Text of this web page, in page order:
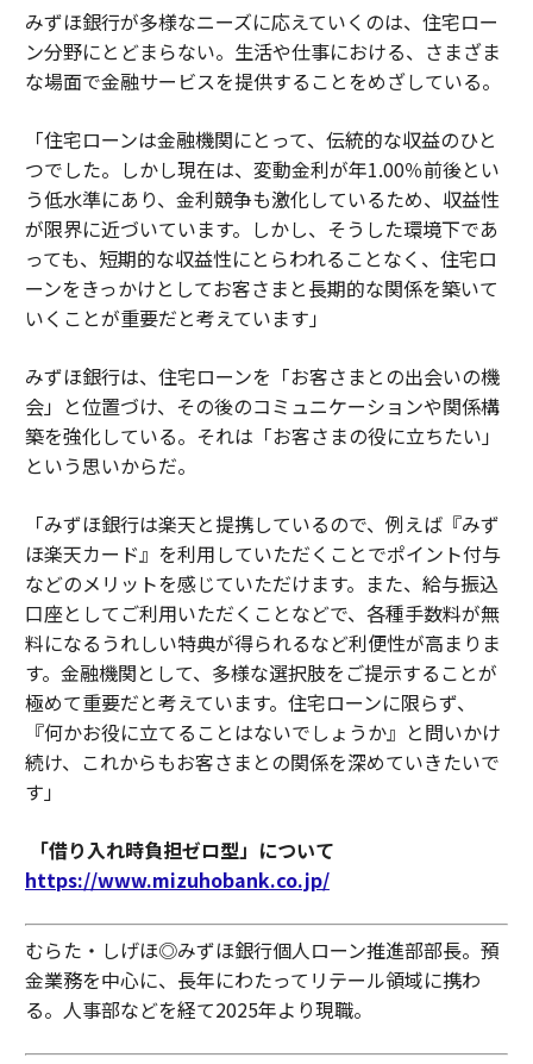
みずほ銀行が多様なニーズに応えていくのは、住宅ロー
ン分野にとどまらない。生活や仕事における、さまざま
な場面で金融サービスを提供することをめざしている。
「住宅ローンは金融機関にとって、伝統的な収益のひと
つでした。しかし現在は、変動金利が年1.00％前後とい
う低水準にあり、金利競争も激化しているため、収益性
が限界に近づいています。しかし、そうした環境下であ
っても、短期的な収益性にとらわれることなく、住宅ロ
ーンをきっかけとしてお客さまと長期的な関係を築いて
いくことが重要だと考えています」
みずほ銀行は、住宅ローンを「お客さまとの出会いの機
会」と位置づけ、その後のコミュニケーションや関係構
築を強化している。それは「お客さまの役に立ちたい」
という思いからだ。
「みずほ銀行は楽天と提携しているので、例えば『みず
ほ楽天カード』を利用していただくことでポイント付与
などのメリットを感じていただけます。また、給与振込
口座としてご利用いただくことなどで、各種手数料が無
料になるうれしい特典が得られるなど利便性が高まりま
す。金融機関として、多様な選択肢をご提示することが
極めて重要だと考えています。住宅ローンに限らず、
『何かお役に立てることはないでしょうか』と問いかけ
続け、これからもお客さまとの関係を深めていきたいで
す」
「借り入れ時負担ゼロ型」について
https://www.mizuhobank.co.jp/
むらた・しげほ◎みずほ銀行個人ローン推進部部長。預
金業務を中心に、長年にわたってリテール領域に携わ
る。人事部などを経て2025年より現職。